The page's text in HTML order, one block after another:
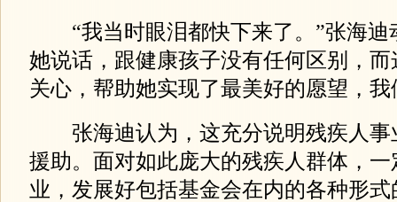
“我当时眼泪都快下来了。”张海迪
她说话，跟健康孩子没有任何区别，
关心，帮助她实现了最美好的愿望，
张海迪认为，这充分说明残疾人事
援助。面对如此庞大的残疾人群体，
业，发展好包括基金会在内的各种形